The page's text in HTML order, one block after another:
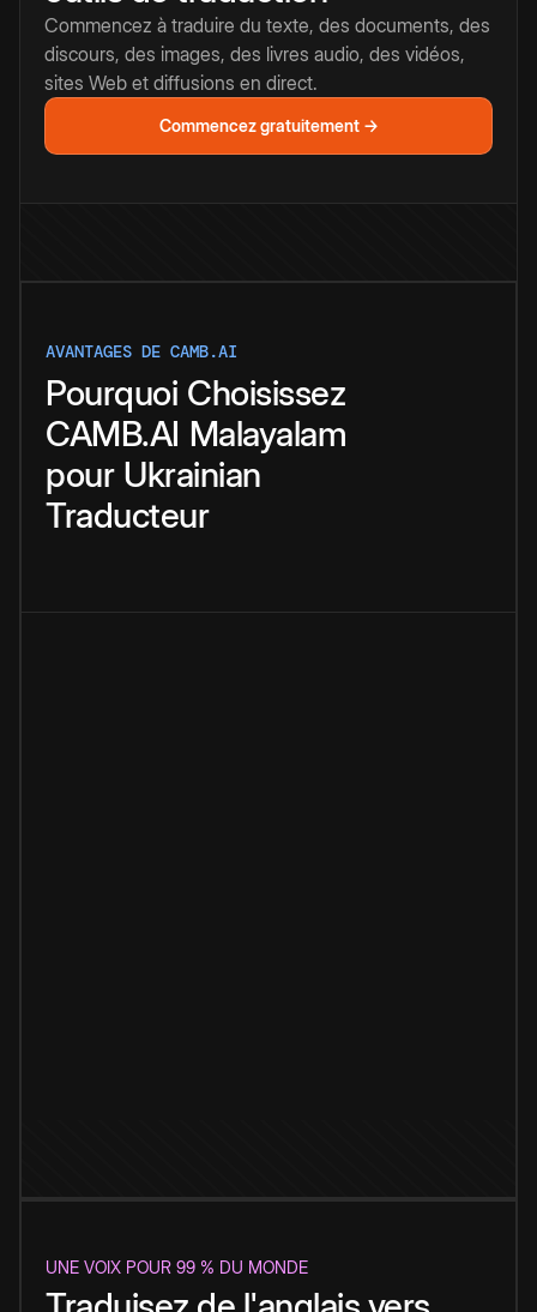
Commencez à traduire du texte, des documents, des
discours, des images, des livres audio, des vidéos,
sites Web et diffusions en direct.
Commencez gratuitement →
AVANTAGES DE CAMB.AI
Pourquoi Choisissez
CAMB.AI Malayalam
pour Ukrainian
Traducteur
UNE VOIX POUR 99 % DU MONDE